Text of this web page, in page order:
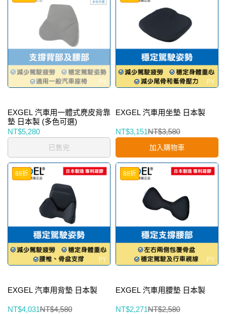
EXGEL 汽車用一體式麂皮背靠
墊 日本製 (多色可選)
NT$5,280
已售完
EXGEL 汽車用坐墊 日本製
NT$3,151NT$3,580
加入購物車
88折
EXGEL 汽車用背墊 日本製
NT$4,031NT$4,580
88折
EXGEL 汽車用腰墊 日本製
NT$2,271NT$2,580